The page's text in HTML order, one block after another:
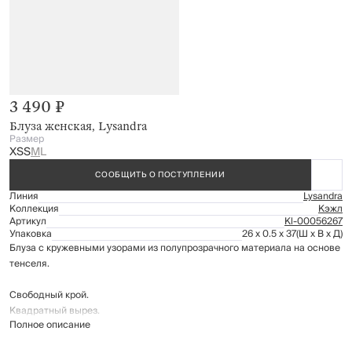
Блуза женская, Lysandra
3 490 ₽
Размер
XSSML
СООБЩИТЬ О ПОСТУПЛЕНИИ
Линия Lysandra
Коллекция Кэжл
Артикул Kl-00056267
Упаковка 26 x 0.5 x 37(Ш x В x Д)
Блуза с кружевными узорами из полупрозрачного материала на основе
тенселя.
Свободный крой.
Квадратный вырез.
По бокам невысокие разрезы.
Полное описание